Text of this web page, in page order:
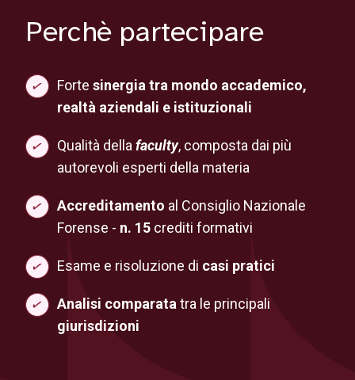
Perchè partecipare
Forte sinergia tra mondo accademico,
realtà aziendali e istituzionali
Qualità della faculty, composta dai più
autorevoli esperti della materia
Accreditamento al Consiglio Nazionale
Forense - n. 15 crediti formativi
Esame e risoluzione di casi pratici
Analisi comparata tra le principali
giurisdizioni